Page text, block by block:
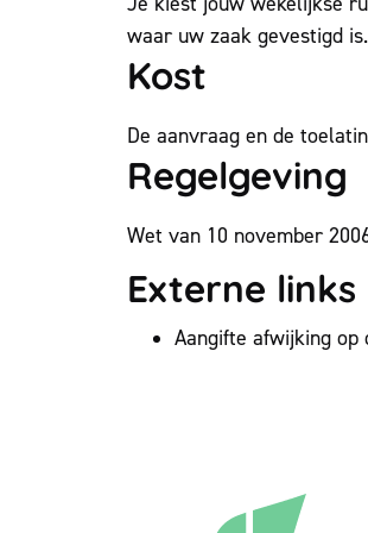
waar uw zaak gevestigd is.
Kost
De aanvraag en de
Regelgeving
Wet van 10 november
Externe links
Aangifte afwijking op